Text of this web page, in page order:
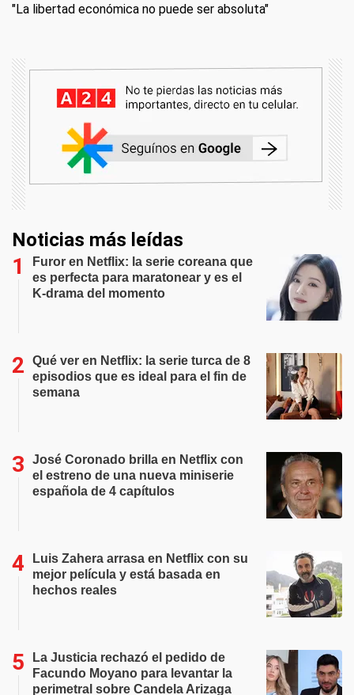
"La libertad económica no puede ser absoluta"
Noticias más leídas
Furor en Netflix: la serie coreana que
es perfecta para maratonear y es el
K-drama del momento
Qué ver en Netflix: la serie turca de 8
episodios que es ideal para el fin de
semana
José Coronado brilla en Netflix con
el estreno de una nueva miniserie
española de 4 capítulos
Luis Zahera arrasa en Netflix con su
mejor película y está basada en
hechos reales
La Justicia rechazó el pedido de
Facundo Moyano para levantar la
perimetral sobre Candela Arizaga